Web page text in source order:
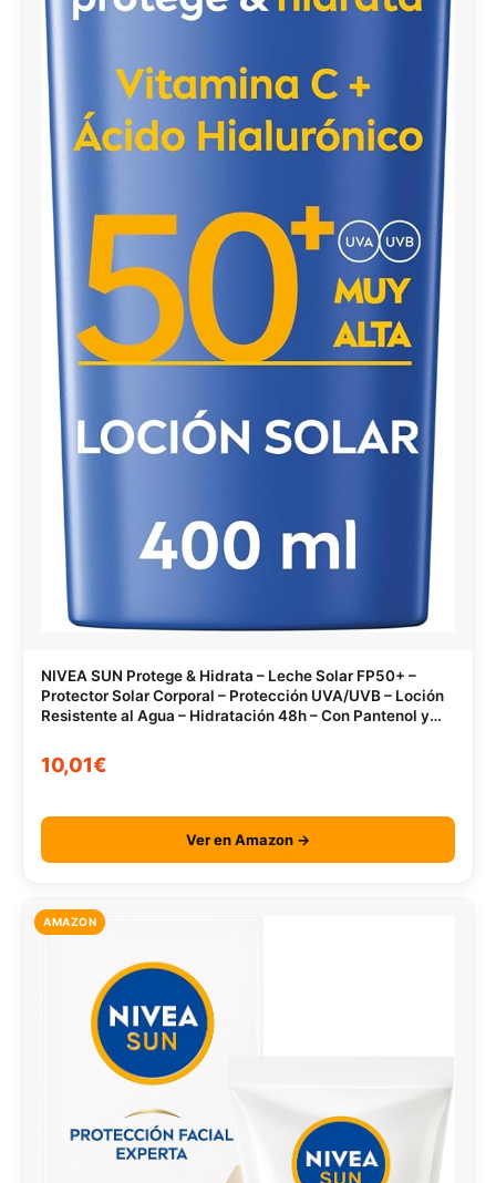
NIVEA SUN Protege & Hidrata – Leche Solar FP50+ –
Protector Solar Corporal – Protección UVA/UVB – Loción
Resistente al Agua – Hidratación 48h – Con Pantenol y
10,01€
Ver en Amazon →
AMAZON